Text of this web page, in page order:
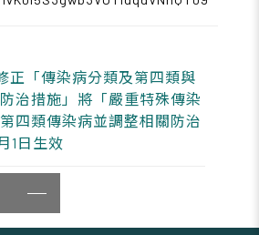
正「傳染病分類及第四類與
治措施」將「嚴重特殊傳染
四類傳染病並調整相關防治
1日生效